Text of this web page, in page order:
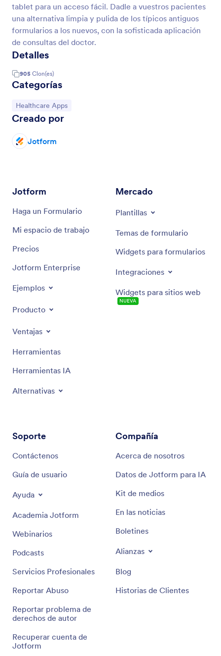
tablet para un acceso fácil. Dadle a vuestros pacientes
una alternativa limpia y pulida de los típicos antiguos
formularios a los nuevos, con la sofisticada aplicación
de consultas del doctor.
Detalles
905 Clon(es)
Categorías
Ir a Categoría:
Healthcare Apps
Creado por
Jotform
Jotform
Haga un Formulario
Mi espacio de trabajo
Precios
Jotform Enterprise
Ejemplos
Producto
Ventajas
Herramientas
Herramientas IA
Alternativas
Mercado
Plantillas
Temas de formulario
Widgets para formularios
Integraciones
Widgets para sitios web
NUEVA
Soporte
Contáctenos
Guía de usuario
Ayuda
Academia Jotform
Webinarios
Podcasts
Servicios Profesionales
Reportar Abuso
Reportar problema de
derechos de autor
Recuperar cuenta de
Jotform
Compañía
Acerca de nosotros
Datos de Jotform para IA
Kit de medios
En las noticias
Boletines
Alianzas
Blog
Historias de Clientes